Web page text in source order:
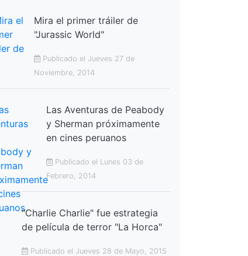
Mira el primer tráiler de
"Jurassic World"
Publicado el Jueves 27 de
Noviembre, 2014
Las Aventuras de Peabody
y Sherman próximamente
en cines peruanos
Publicado el Lunes 03 de
Febrero, 2014
"Charlie Charlie" fue estrategia
de película de terror "La Horca"
Publicado el Jueves 28 de Mayo, 2015